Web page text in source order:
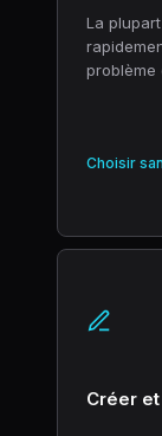
La
problème
Choisir
Créer